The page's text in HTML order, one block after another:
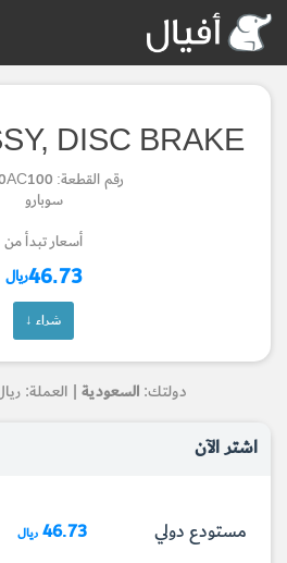
DISC BRAKE
رقم القطعة: 26290AC100
سوبارو
أسعار تبدأ من
46.73ريال
شراء ↓
دولتك: السعودية| العملة:
اشتر الآن
مستودع دولي 46.73 ريال
تم إضافة
الرجوع لصفحة
Successfully
Selected
to Search Page
تم إضافة القطعة
إتمام عملية
to Cart
Checkout